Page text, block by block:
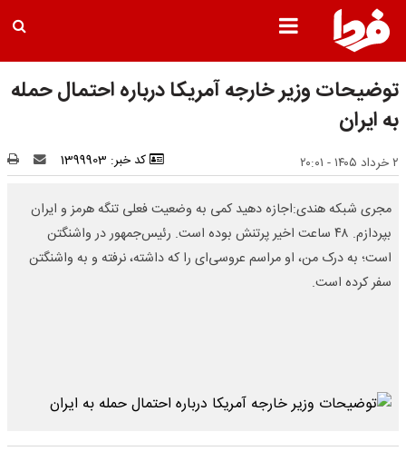
توضیحات وزیر خارجه آمریکا درباره احتمال حمله
به ایران
۲ خرداد ۱۴۰۵ - ۲۰:۰۱ کد خبر: 1399903
مجری شبکه هندی:اجازه دهید کمی به وضعیت فعلی تنگه هرمز و ایران
بپردازم. ۴۸ ساعت اخیر پرتنش بوده است. رئیس‌جمهور در واشنگتن
است؛ به درک من، او مراسم عروسی‌ای را که داشته، نرفته و به واشنگتن
سفر کرده است.